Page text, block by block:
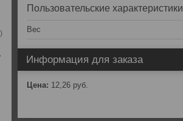
Пользовательские характеристики
Вес
Информация для заказа
Цена: 12,26 руб.